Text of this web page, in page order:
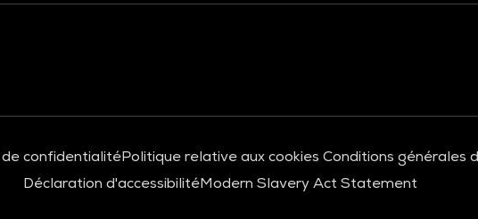
confidentialitéPolitique relative aux cookies Conditions générales
Déclaration d'accessibilitéModern Slavery Act Statement